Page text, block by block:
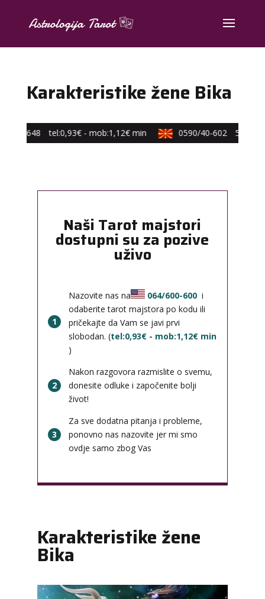
Karakteristike žene Bika
648-648 tel:0,93€ - mob:1,12€ min 0590/40-602 53,10
Naši Tarot majstori
dostupni su za pozive
uživo
1
Nazovite nas na 064/600-600 i
odaberite tarot majstora po kodu ili
pričekajte da Vam se javi prvi
slobodan. (tel:0,93€ - mob:1,12€ min
)
2
Nakon razgovora razmislite o svemu,
donesite odluke i započenite bolji
život!
3
Za sve dodatna pitanja i probleme,
ponovno nas nazovite jer mi smo
ovdje samo zbog Vas
Karakteristike žene
Bika